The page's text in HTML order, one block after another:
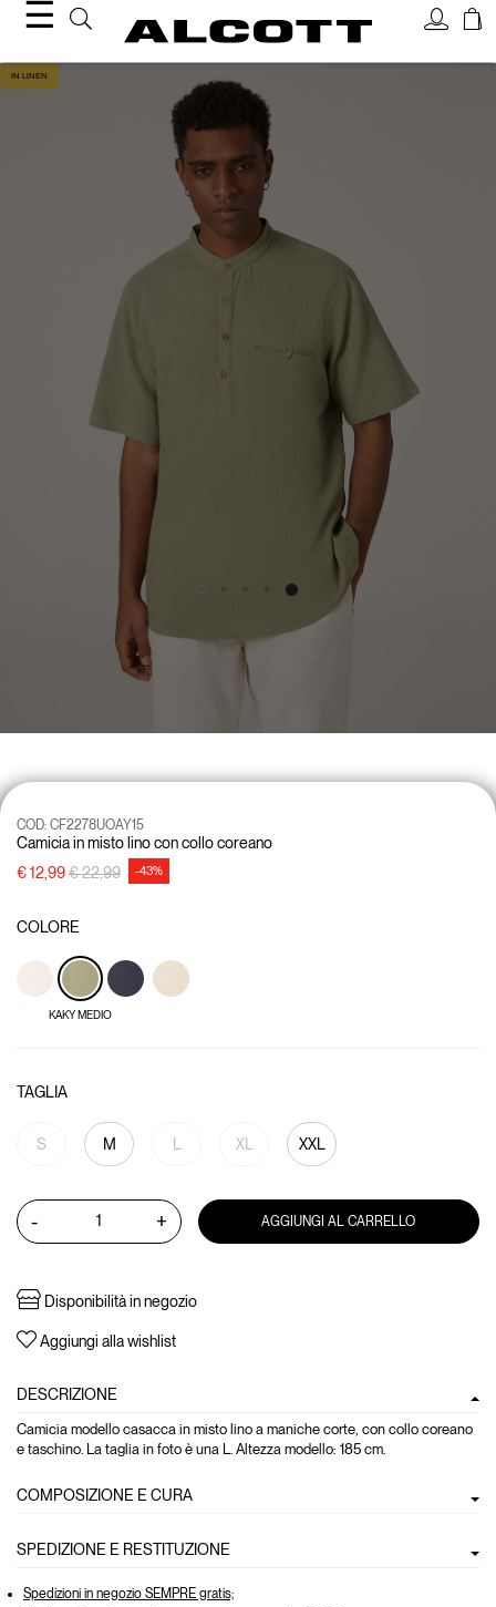
☰
IN LINEN
Camicia in misto lino con collo coreano
COD: CF2278UOAY15
€ 12,99Price reduced from
€ 22,99to -43%
COLORE
KAKY MEDIO
TAGLIA
S M XL XXL
- + AGGIUNGI AL CARRELLO
Disponibilità in negozio
Aggiungi alla wishlist
DESCRIZIONE
Camicia modello casacca in misto lino a maniche corte, con collo coreano
e taschino. La taglia in foto è una L. Altezza modello: 185 cm.
COMPOSIZIONE E CURA
SPEDIZIONE E RESTITUZIONE
Spedizioni in negozio SEMPRE gratis;